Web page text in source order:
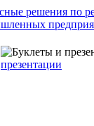
презентации